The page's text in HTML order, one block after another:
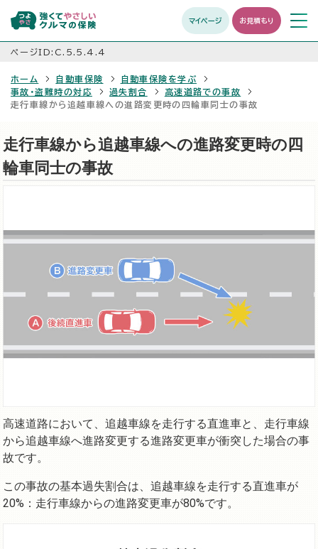
マイページ お見積もり メニュ
開く
ページID:C.5.5.4.4
ホーム 自動車保険
自動車保険を学ぶ
事故・盗難時の対応
過失割合
高速道路での事故
走行車線から追越車線への進路変更時の四輪車同士の事故
走行車線から追越車線への進路変更時の四
輪車同士の事故
高速道路において、追越車線を走行する直進車と、走行車線
から追越車線へ進路変更する進路変更車が衝突した場合の事
故です。
この事故の基本過失割合は、追越車線を走行する直進車が
20%：走行車線からの進路変更車が80%です。